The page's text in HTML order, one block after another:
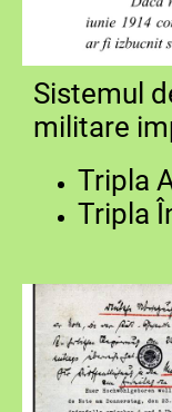
Sistemul
militare
Tripla
Tripla